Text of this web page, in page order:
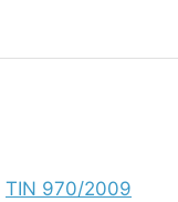
TIN 970/2009